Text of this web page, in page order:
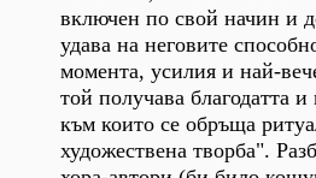
включен по свой начин и
удава на неговите
момента, усилия и най-
той получава благодатта
към които се обръща
художествена творба".